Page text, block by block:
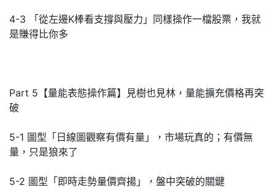
4-3 「從左邊K棒看支撐與壓力」同樣操作一檔股票，我就
是賺得比你多
Part 5【量能表態操作篇】見樹也見林，量能擴充價格再突
破
5-1 圖型「日線圖觀察有價有量」，市場玩真的；有價無
量，只是狼來了
5-2 圖型「即時走勢量價齊揚」，盤中突破的關鍵